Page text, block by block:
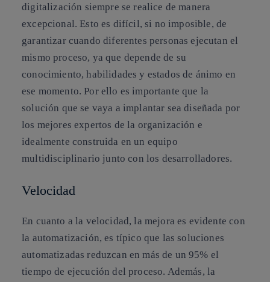
digitalización siempre se realice de manera
excepcional. Esto es difícil, si no imposible, de
garantizar cuando diferentes personas ejecutan el
mismo proceso, ya que depende de su
conocimiento, habilidades y estados de ánimo en
ese momento. Por ello es importante que la
solución que se vaya a implantar sea diseñada por
los mejores expertos de la organización e
idealmente construida en un equipo
multidisciplinario junto con los desarrolladores.
Velocidad
En cuanto a la velocidad, la mejora es evidente con
la automatización, es típico que las soluciones
automatizadas reduzcan en más de un 95% el
tiempo de ejecución del proceso. Además, la